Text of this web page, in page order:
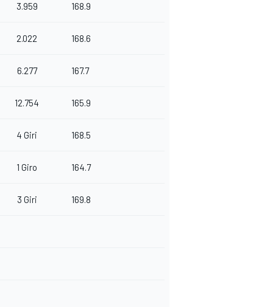
3.959 168.9
2.022 168.6
6.277 167.7
12.754 165.9
4 Giri 168.5
1 Giro 164.7
3 Giri 169.8